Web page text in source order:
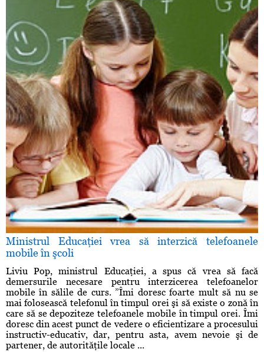
Ministrul Educaţiei vrea să interzică telefoanele
mobile în şcoli
Liviu Pop, ministrul Educaţiei, a spus că vrea să facă
demersurile necesare pentru interzicerea telefoanelor
mobile în sălile de curs. ”Îmi doresc foarte mult să nu se
mai folosească telefonul în timpul orei şi să existe o zonă în
care să se depoziteze telefoanele mobile în timpul orei. Îmi
doresc din acest punct de vedere o eficientizare a procesului
instructiv-educativ, dar, pentru asta, avem nevoie şi de
partener, de autorităţile locale ...